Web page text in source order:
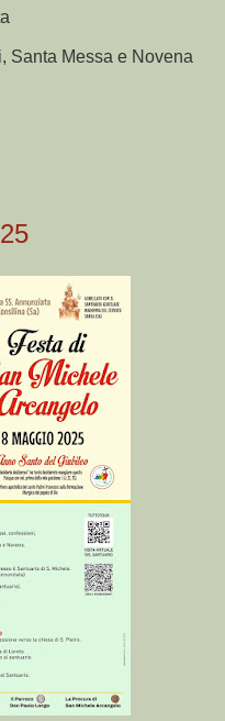
Santa Messa e Novena